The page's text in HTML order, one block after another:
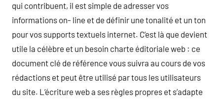
qui contribuent, il est simple de adresser vos
informations on- line et de définir une tonalité et un ton
pour vos supports textuels internet. C’est là que devient
utile la célèbre et un besoin charte éditoriale web : ce
document clé de référence vous suivra au cours de vos
rédactions et peut être utilisé par tous les utilisateurs
du site. L’écriture web a ses règles propres et s’adapte